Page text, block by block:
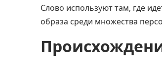
Слово используют там, где
образа среди множества